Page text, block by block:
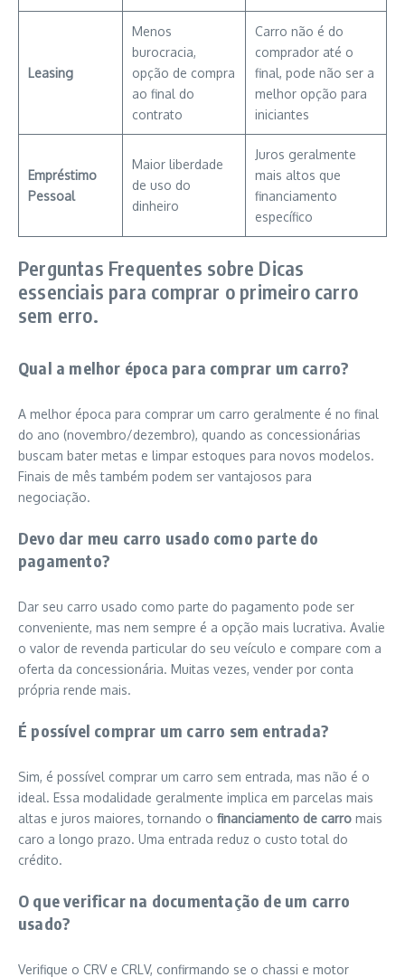
Leasing
Menos
burocracia,
opção de compra
ao final do
contrato
Carro não é do
comprador até o
final, pode não ser a
melhor opção para
iniciantes
Empréstimo
Pessoal
Maior liberdade
de uso do
dinheiro
Juros geralmente
mais altos que
financiamento
específico
Perguntas Frequentes sobre Dicas
essenciais para comprar o primeiro carro
sem erro.
Qual a melhor época para comprar um carro?
A melhor época para comprar um carro geralmente é no final
do ano (novembro/dezembro), quando as concessionárias
buscam bater metas e limpar estoques para novos modelos.
Finais de mês também podem ser vantajosos para
negociação.
Devo dar meu carro usado como parte do
pagamento?
Dar seu carro usado como parte do pagamento pode ser
conveniente, mas nem sempre é a opção mais lucrativa. Avalie
o valor de revenda particular do seu veículo e compare com a
oferta da concessionária. Muitas vezes, vender por conta
própria rende mais.
É possível comprar um carro sem entrada?
Sim, é possível comprar um carro sem entrada, mas não é o
ideal. Essa modalidade geralmente implica em parcelas mais
altas e juros maiores, tornando o financiamento de carro mais
caro a longo prazo. Uma entrada reduz o custo total do
crédito.
O que verificar na documentação de um carro
usado?
Verifique o CRV e CRLV, confirmando se o chassi e motor